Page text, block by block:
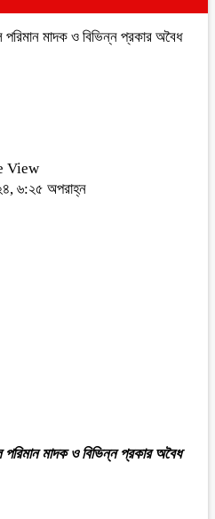
পরিমান মাদক ও বিভিন্ন প্রকার অবৈধ
View
৬:২৫ অপরাহ্ন
পরিমান মাদক ও বিভিন্ন প্রকার অবৈধ